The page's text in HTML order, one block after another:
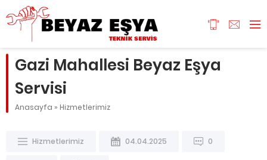
Gazi Mahallesi Beyaz Eşya
Servisi
Anasayfa » Hizmetlerimiz
Hizmetlerimiz 04.04.2025 0